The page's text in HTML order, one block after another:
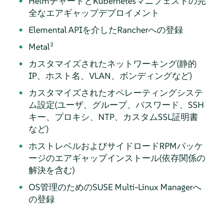
全なエアギャップデプロイメント
Elemental APIを介したRancherへの登録
Metal3
カスタマイズされたネットワーキング(静的
IP、ホスト名、VLAN、ボンディングなど)
カスタマイズされたオペレーティングシステ
ム設定(ユーザ、グループ、パスワード、SSH
キー、プロキシ、NTP、カスタムSSL証明書
など)
ホストレベルおよびサイドロードRPMパッケ
ージのエアギャップインストール(依存関係の
解決を含む)
OS管理のためのSUSE Multi-Linux Managerへ
の登録